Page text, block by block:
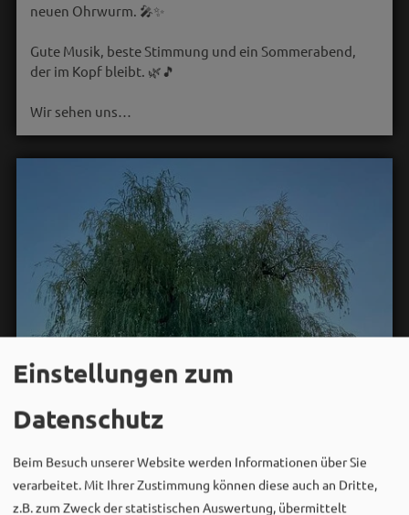
neuen Ohrwurm. 🎤✨
Gute Musik, beste Stimmung und ein Sommerabend,
der im Kopf bleibt. 🌿🎵
Wir sehen uns…
Einstellungen zum
Datenschutz
Beim Besuch unserer Website werden Informationen über Sie
verarbeitet. Mit Ihrer Zustimmung können diese auch an Dritte,
z.B. zum Zweck der statistischen Auswertung, übermittelt